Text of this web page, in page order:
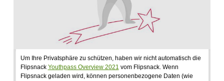
Um Ihre Privatsphäre zu schützen, haben wir nicht automatisch die
Flipsnack Youthpass Overview 2021 vom Flipsnack. Wenn
Flipsnack geladen wird, können personenbezogene Daten (wie